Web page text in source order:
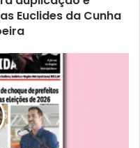
Euclides da Cunha